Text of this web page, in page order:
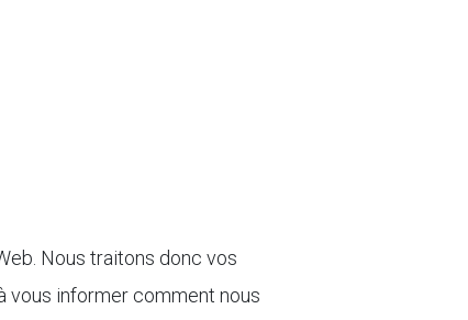
Nous traitons donc vos
vous informer comment nous